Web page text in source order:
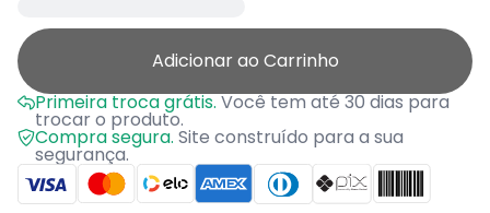
Adicionar ao Carrinho
Primeira troca grátis.Você tem até 30 dias para
trocar o produto.
Compra segura. Site construído para a sua
segurança.